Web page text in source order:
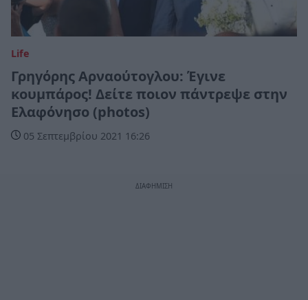
Life
Γρηγόρης Αρναούτογλου: Έγινε
κουμπάρος! Δείτε ποιον πάντρεψε στην
Ελαφόνησο (photos)
05 Σεπτεμβρίου 2021 16:26